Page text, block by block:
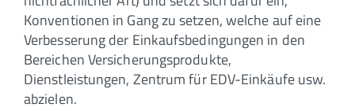
Konventionen in Gang zu setzen, welche auf eine
Verbesserung der Einkaufsbedingungen in den
Bereichen Versicherungsprodukte,
Dienstleistungen, Zentrum für EDV-Einkäufe usw.
abzielen.